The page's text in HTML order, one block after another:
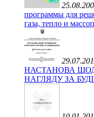
программы для
газа, тепло и
НАСТАНОВА
НАГЛЯДУ ЗА